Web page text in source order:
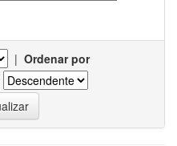
| Ordenar por